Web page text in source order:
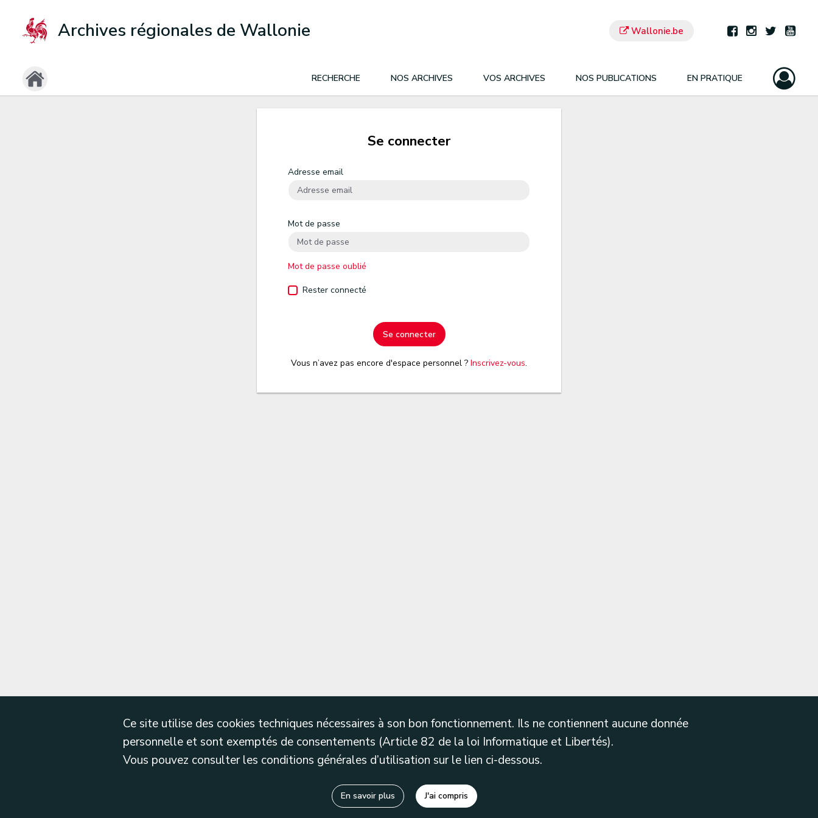
Archives régionales de Wallonie Wallonie.be
RECHERCHE NOS ARCHIVES VOS ARCHIVES NOS PUBLICATIONS EN PRATIQUE
Se connecter
Adresse email
Mot de passe
Mot de passe oublié
Rester connecté
Se connecter
Vous n’avez pas encore d'espace personnel ? Inscrivez-vous.
Ce site utilise des cookies techniques nécessaires à son bon fonctionnement. Ils ne contiennent aucune donnée
personnelle et sont exemptés de consentements (Article 82 de la loi Informatique et Libertés).
Vous pouvez consulter les conditions générales d’utilisation sur le lien ci-dessous.
En savoir plus J'ai compris